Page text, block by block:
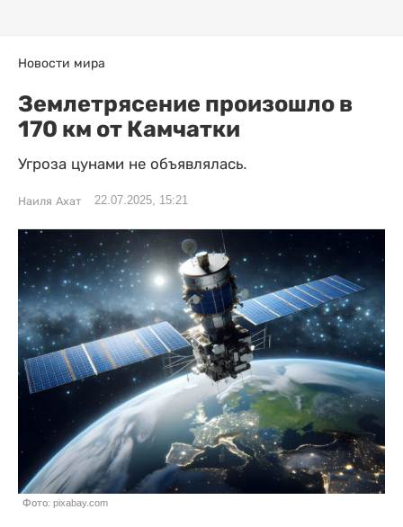
Новости мира
Землетрясение произошло в
170 км от Камчатки
Угроза цунами не объявлялась.
Наиля Ахат 22.07.2025, 15:21
Фото: pixabay.com